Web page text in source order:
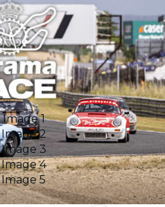
Image 1
Image 2
Image 3
Image 4
Image 5